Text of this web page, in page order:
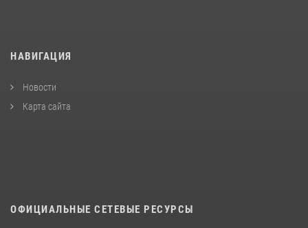
НАВИГАЦИЯ
Новости
Карта сайта
ОФИЦИАЛЬНЫЕ СЕТЕВЫЕ РЕСУРСЫ